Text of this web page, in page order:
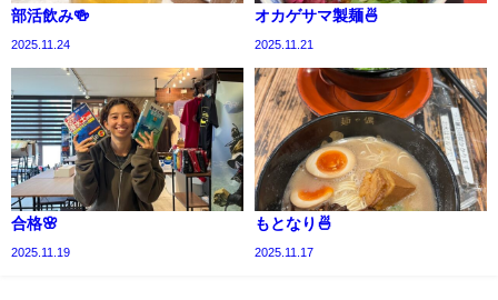
部活飲み🍻
2025.11.24
オカゲサマ製麺🍜
2025.11.21
合格🌸
2025.11.19
もとなり🍜
2025.11.17